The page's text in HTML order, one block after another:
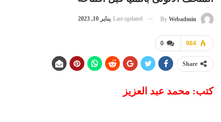
By Webadmin
Last updated يناير 10, 2023
0 984
Share
كتب: محمد عبد العزيز